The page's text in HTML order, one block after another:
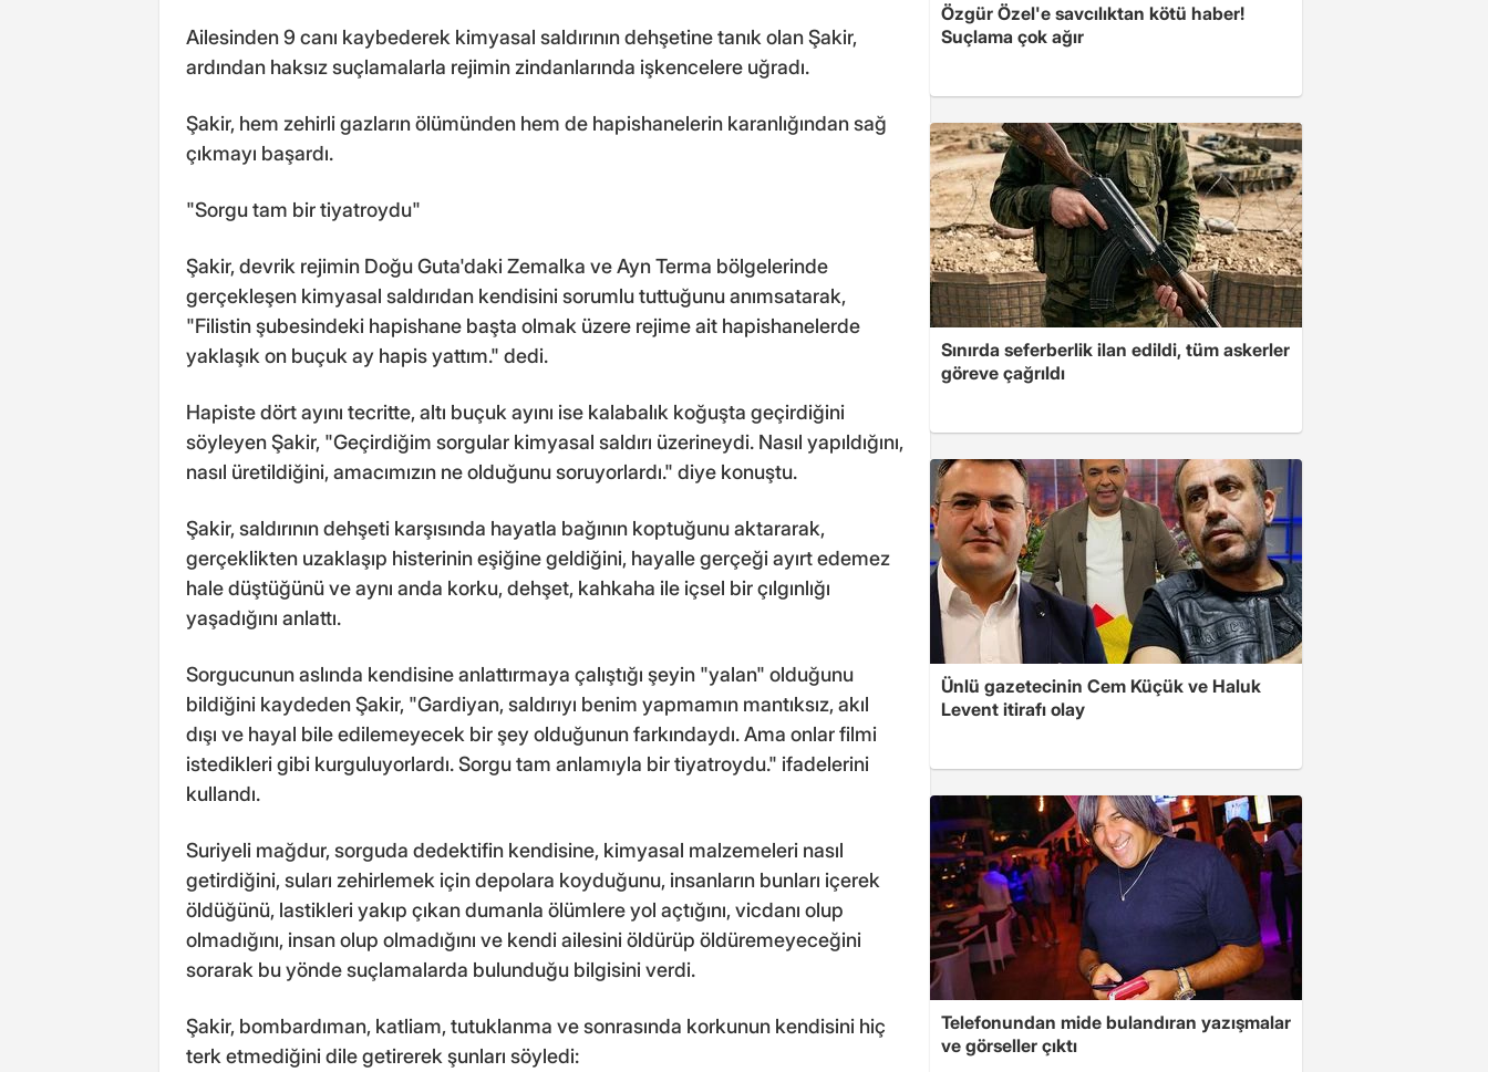
Ailesinden 9 canı kaybederek kimyasal saldırının dehşetine tanık olan Şakir,
ardından haksız suçlamalarla rejimin zindanlarında işkencelere uğradı.
Şakir, hem zehirli gazların ölümünden hem de hapishanelerin karanlığından sağ
çıkmayı başardı.
"Sorgu tam bir tiyatroydu"
Şakir, devrik rejimin Doğu Guta'daki Zemalka ve Ayn Terma bölgelerinde
gerçekleşen kimyasal saldırıdan kendisini sorumlu tuttuğunu anımsatarak,
"Filistin şubesindeki hapishane başta olmak üzere rejime ait hapishanelerde
yaklaşık on buçuk ay hapis yattım." dedi.
Hapiste dört ayını tecritte, altı buçuk ayını ise kalabalık koğuşta geçirdiğini
söyleyen Şakir, "Geçirdiğim sorgular kimyasal saldırı üzerineydi. Nasıl yapıldığını,
nasıl üretildiğini, amacımızın ne olduğunu soruyorlardı." diye konuştu.
Şakir, saldırının dehşeti karşısında hayatla bağının koptuğunu aktararak,
gerçeklikten uzaklaşıp histerinin eşiğine geldiğini, hayalle gerçeği ayırt edemez
hale düştüğünü ve aynı anda korku, dehşet, kahkaha ile içsel bir çılgınlığı
yaşadığını anlattı.
Sorgucunun aslında kendisine anlattırmaya çalıştığı şeyin "yalan" olduğunu
bildiğini kaydeden Şakir, "Gardiyan, saldırıyı benim yapmamın mantıksız, akıl
dışı ve hayal bile edilemeyecek bir şey olduğunun farkındaydı. Ama onlar filmi
istedikleri gibi kurguluyorlardı. Sorgu tam anlamıyla bir tiyatroydu." ifadelerini
kullandı.
Suriyeli mağdur, sorguda dedektifin kendisine, kimyasal malzemeleri nasıl
getirdiğini, suları zehirlemek için depolara koyduğunu, insanların bunları içerek
öldüğünü, lastikleri yakıp çıkan dumanla ölümlere yol açtığını, vicdanı olup
olmadığını, insan olup olmadığını ve kendi ailesini öldürüp öldüremeyeceğini
sorarak bu yönde suçlamalarda bulunduğu bilgisini verdi.
Şakir, bombardıman, katliam, tutuklanma ve sonrasında korkunun kendisini hiç
terk etmediğini dile getirerek şunları söyledi:
Özgür Özel'e savcılıktan kötü haber!
Suçlama çok ağır
Sınırda seferberlik ilan edildi, tüm askerler
göreve çağrıldı
Ünlü gazetecinin Cem Küçük ve Haluk
Levent itirafı olay
Telefonundan mide bulandıran yazışmalar
ve görseller çıktı